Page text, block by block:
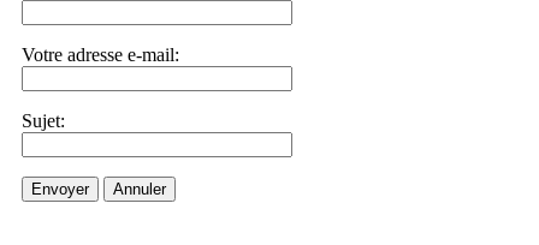
Votre adresse e-mail:
Sujet:
Envoyer Annuler